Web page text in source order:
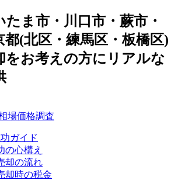
ま市・川口市・蕨市・
都(北区・練馬区・板橋区)
をお考えの方にリアルな
ガイド
の心構え
却の流れ
却時の税金